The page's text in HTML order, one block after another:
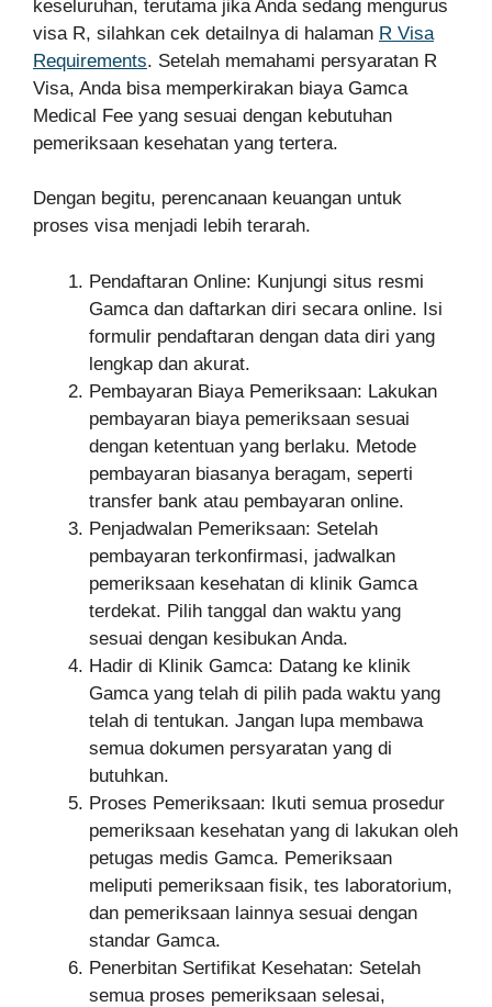
keseluruhan, terutama jika Anda sedang mengurus
visa R, silahkan cek detailnya di halaman R Visa
Requirements. Setelah memahami persyaratan R
Visa, Anda bisa memperkirakan biaya Gamca
Medical Fee yang sesuai dengan kebutuhan
pemeriksaan kesehatan yang tertera.
Dengan begitu, perencanaan keuangan untuk
proses visa menjadi lebih terarah.
Pendaftaran Online: Kunjungi situs resmi
Gamca dan daftarkan diri secara online. Isi
formulir pendaftaran dengan data diri yang
lengkap dan akurat.
Pembayaran Biaya Pemeriksaan: Lakukan
pembayaran biaya pemeriksaan sesuai
dengan ketentuan yang berlaku. Metode
pembayaran biasanya beragam, seperti
transfer bank atau pembayaran online.
Penjadwalan Pemeriksaan: Setelah
pembayaran terkonfirmasi, jadwalkan
pemeriksaan kesehatan di klinik Gamca
terdekat. Pilih tanggal dan waktu yang
sesuai dengan kesibukan Anda.
Hadir di Klinik Gamca: Datang ke klinik
Gamca yang telah di pilih pada waktu yang
telah di tentukan. Jangan lupa membawa
semua dokumen persyaratan yang di
butuhkan.
Proses Pemeriksaan: Ikuti semua prosedur
pemeriksaan kesehatan yang di lakukan oleh
petugas medis Gamca. Pemeriksaan
meliputi pemeriksaan fisik, tes laboratorium,
dan pemeriksaan lainnya sesuai dengan
standar Gamca.
Penerbitan Sertifikat Kesehatan: Setelah
semua proses pemeriksaan selesai,